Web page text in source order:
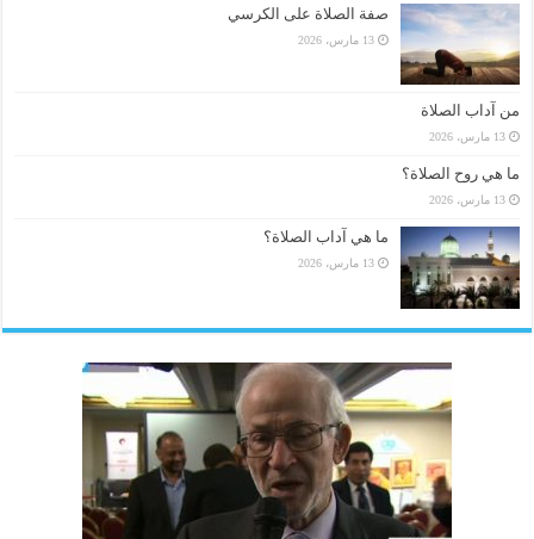
صفة الصلاة على الكرسي
13 مارس، 2026
من آداب الصلاة
13 مارس، 2026
ما هي روح الصلاة؟
13 مارس، 2026
ما هي آداب الصلاة؟
13 مارس، 2026